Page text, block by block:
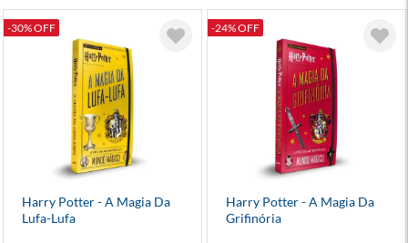
-30% OFF
Harry Potter - A Magia Da
Lufa-Lufa
-24% OFF
Harry Potter - A Magia Da
Grifinória